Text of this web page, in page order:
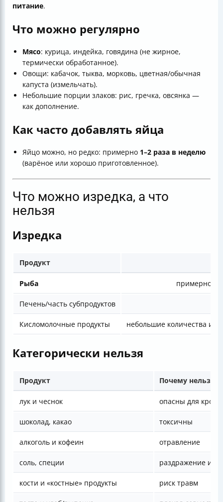
питание.
Что можно регулярно
Мясо: курица, индейка, говядина (не жирное,
термически обработанное).
Овощи: кабачок, тыква, морковь, цветная/обычная
капуста (измельчать).
Небольшие порции злаков: рис, гречка, овсянка —
как дополнение.
Как часто добавлять яйца
Яйцо можно, но редко: примерно 1–2 раза в неделю
(варёное или хорошо приготовленное).
Что можно изредка, а что
нельзя
Изредка
Продукт
Рыба примерно
Печень/часть субпродуктов
Кисломолочные продукты небольшие количества и
Категорически нельзя
Продукт Почему нельзя
лук и чеснок опасны для крови
шоколад, какао токсичны
алкоголь и кофеин отравление
соль, специи раздражение и
кости и «костные» продукты риск травм